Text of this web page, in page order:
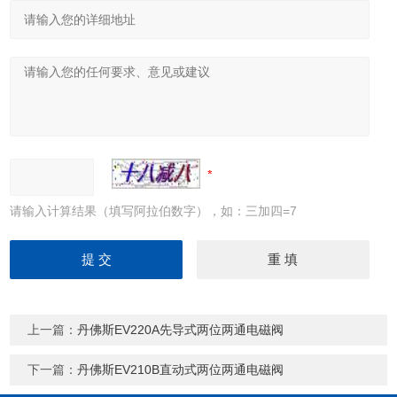
请输入计算结果（填写阿拉伯数字），如：三加四=7
上一篇：丹佛斯EV220A先导式两位两通电磁阀
下一篇：丹佛斯EV210B直动式两位两通电磁阀